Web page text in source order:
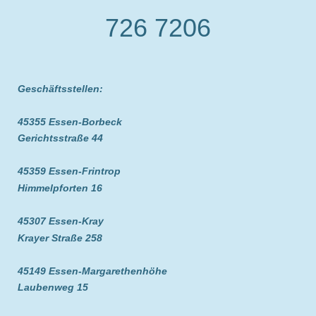
726 7206
Geschäftsstellen:
45355 Essen-Borbeck
Gerichtsstraße 44
45359 Essen-Frintrop
Himmelpforten 16
45307 Essen-Kray
Krayer Straße 258
45149 Essen-Margarethenhöhe
Laubenweg 15